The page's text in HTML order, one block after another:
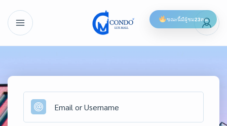
ขณะนี้มีผู้ชม23คน